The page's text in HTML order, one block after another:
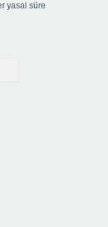
yasal süre